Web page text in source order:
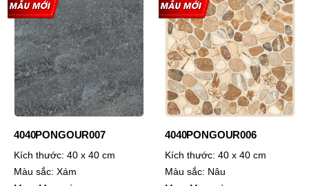
4040PONGOUR007
Kích thước: 40 x 40 cm
Màu sắc: Xám
4040PONGOUR006
Kích thước: 40 x 40 cm
Màu sắc: Nâu